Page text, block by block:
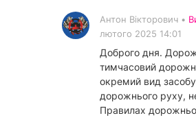
Антон Вікторович •
лютого 2025 14:01
Доброго дня.
тимчасовий
окремий вид засобу
дорожнього руху,
Правилах